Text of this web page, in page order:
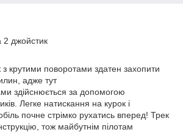
джойстик
з крутими поворотами здатен захопити
адже тут
здійснюється за допомогою
Легке натискання на курок і
почне стрімко рухатись вперед! Трек
тож майбутнім пілотам